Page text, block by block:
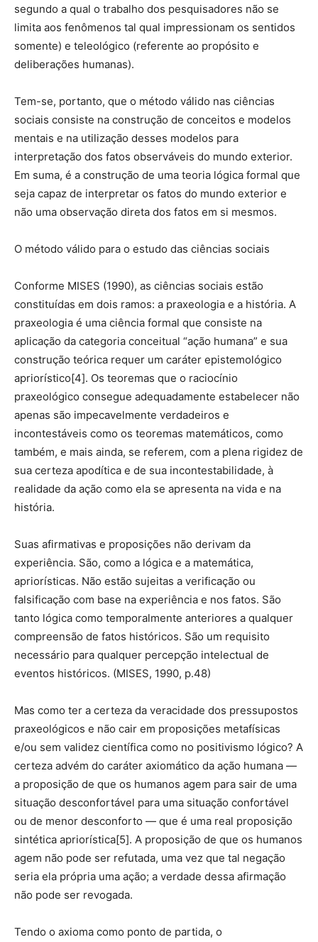
segundo a qual o trabalho dos pesquisadores não se
limita aos fenômenos tal qual impressionam os sentidos
somente) e teleológico (referente ao propósito e
deliberações humanas).
Tem-se, portanto, que o método válido nas ciências
sociais consiste na construção de conceitos e modelos
mentais e na utilização desses modelos para
interpretação dos fatos observáveis do mundo exterior.
Em suma, é a construção de uma teoria lógica formal que
seja capaz de interpretar os fatos do mundo exterior e
não uma observação direta dos fatos em si mesmos.
O método válido para o estudo das ciências sociais
Conforme MISES (1990), as ciências sociais estão
constituídas em dois ramos: a praxeologia e a história. A
praxeologia é uma ciência formal que consiste na
aplicação da categoria conceitual “ação humana” e sua
construção teórica requer um caráter epistemológico
apriorístico[4]. Os teoremas que o raciocínio
praxeológico consegue adequadamente estabelecer não
apenas são impecavelmente verdadeiros e
incontestáveis como os teoremas matemáticos, como
também, e mais ainda, se referem, com a plena rigidez de
sua certeza apodítica e de sua incontestabilidade, à
realidade da ação como ela se apresenta na vida e na
história.
Suas afirmativas e proposições não derivam da
experiência. São, como a lógica e a matemática,
apriorísticas. Não estão sujeitas a verificação ou
falsificação com base na experiência e nos fatos. São
tanto lógica como temporalmente anteriores a qualquer
compreensão de fatos históricos. São um requisito
necessário para qualquer percepção intelectual de
eventos históricos. (MISES, 1990, p.48)
Mas como ter a certeza da veracidade dos pressupostos
praxeológicos e não cair em proposições metafísicas
e/ou sem validez científica como no positivismo lógico? A
certeza advém do caráter axiomático da ação humana —
a proposição de que os humanos agem para sair de uma
situação desconfortável para uma situação confortável
ou de menor desconforto — que é uma real proposição
sintética apriorística[5]. A proposição de que os humanos
agem não pode ser refutada, uma vez que tal negação
seria ela própria uma ação; a verdade dessa afirmação
não pode ser revogada.
Tendo o axioma como ponto de partida, o